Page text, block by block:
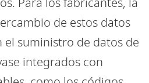
de estos datos
el suministro de datos de
integrados con